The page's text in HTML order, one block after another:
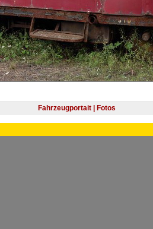
Fahrzeugportait | Fotos